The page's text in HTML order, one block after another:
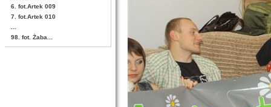
6. fot.Artek 009
7. fot.Artek 010
98. fot. Żaba...